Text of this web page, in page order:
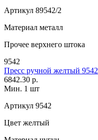
Артикул 89542/2
Материал металл
Прочее верхнего штока
9542
Пресс ручной желтый 9542
6842.30 р.
Мин. 1 шт
Артикул 9542
Цвет желтый